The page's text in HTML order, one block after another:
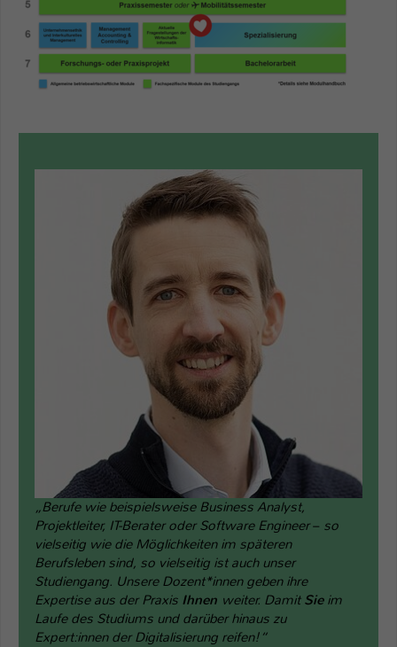
„Berufe wie beispielsweise Business Analyst,
Projektleiter, IT-Berater oder Software Engineer– so
vielseitig wie die Möglichkeiten im späteren
Berufsleben sind, so vielseitig ist auch unser
Studiengang. Unsere Dozent*innen geben ihre
Expertise aus der Praxis Ihnen weiter. Damit Sieim
Laufe des Studiums und darüber hinaus zu
Expert:innen der Digitalisierung reifen!“